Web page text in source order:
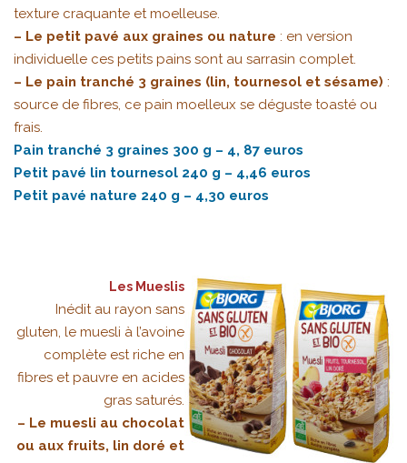
texture craquante et moelleuse.
– Le petit pavé aux graines ou nature : en version
individuelle ces petits pains sont au sarrasin complet.
– Le pain tranché 3 graines (lin, tournesol et sésame) :
source de fibres, ce pain moelleux se déguste toasté ou
frais.
Pain tranché 3 graines 300 g – 4, 87 euros
Petit pavé lin tournesol 240 g – 4,46 euros
Petit pavé nature 240 g – 4,30 euros
Les Mueslis
Inédit au rayon sans
gluten, le muesli à l’avoine
complète est riche en
fibres et pauvre en acides
gras saturés.
– Le muesli au chocolat
ou aux fruits, lin doré et